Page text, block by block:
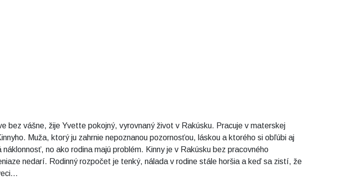
bez vášne, žije Yvette pokojný, vyrovnaný život v Rakúsku. Pracuje v materskej
Muža, ktorý ju zahrnie nepoznanou pozornosťou, láskou a ktorého si obľúbi aj
no ako rodina majú problém. Kinny je v Rakúsku bez pracovného
nedarí. Rodinný rozpočet je tenký, nálada v rodine stále horšia a keď sa zistí, že